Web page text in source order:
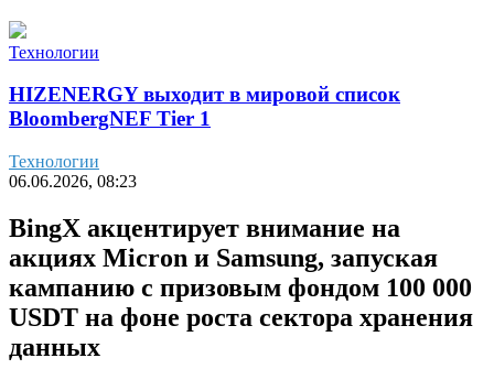
Технологии
HIZENERGY выходит в мировой список
BloombergNEF Tier 1
Технологии
06.06.2026, 08:23
BingX акцентирует внимание на
акциях Micron и Samsung, запуская
кампанию с призовым фондом 100 000
USDT на фоне роста сектора хранения
данных